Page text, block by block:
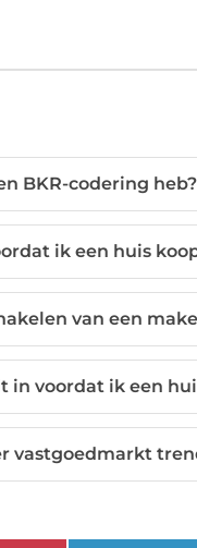
BKR-codering heb?
ik een huis
van een
in voordat ik een
vastgoedmarkt